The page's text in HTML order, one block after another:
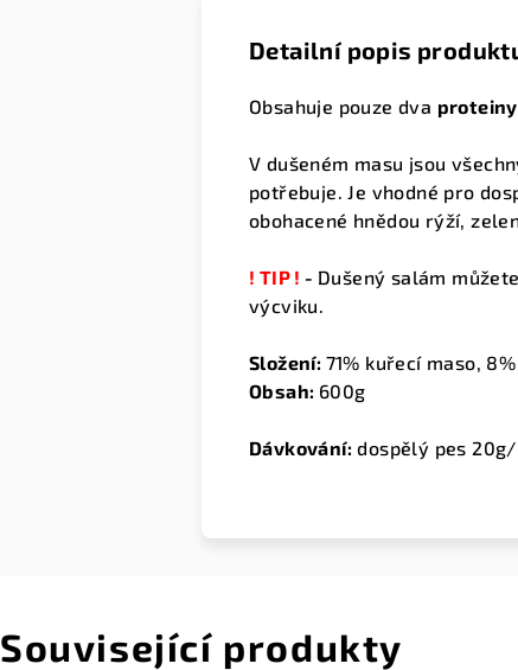
Detailní popis
Obsahuje pouze dva proteiny
V dušeném masu jsou
potřebuje. Je vhodné pro
obohacené hnědou rýží,
! TIP ! - Dušený salám
výcviku.
Složení: 71% kuřecí maso,
Obsah: 600g
Dávkování: dospělý pes
Související produkty